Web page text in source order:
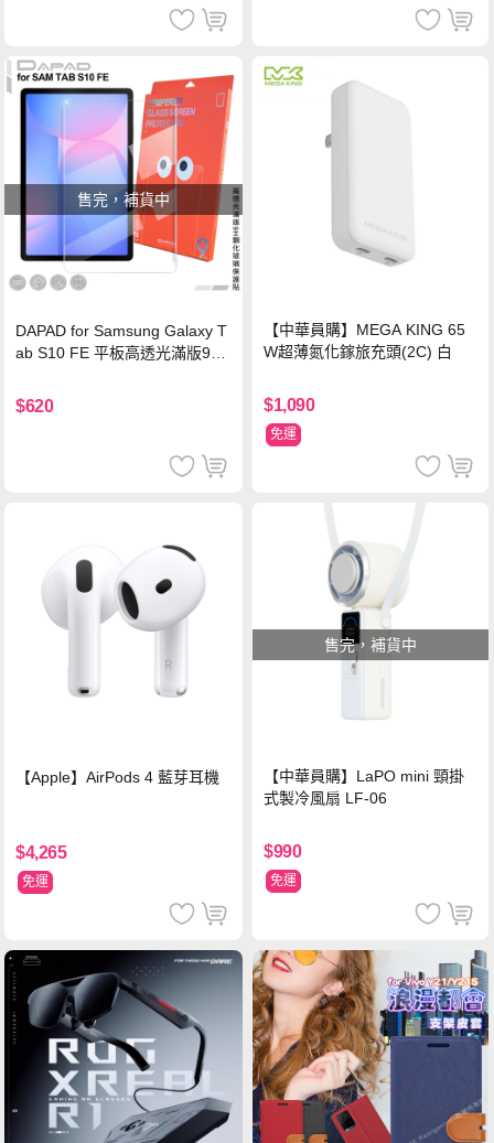
售完，補貨中
DAPAD for Samsung Galaxy T
ab S10 FE 平板高透光滿版9H
$620
【中華員購】MEGA KING 65
W超薄氮化鎵旅充頭(2C) 白
$1,090
免運
【Apple】AirPods 4 藍芽耳機
$4,265
免運
售完，補貨中
【中華員購】LaPO mini 頸掛
式製冷風扇 LF-06
$990
免運